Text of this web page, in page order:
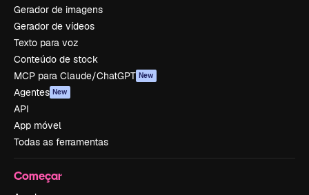
Gerador de imagens
Gerador de vídeos
Texto para voz
Conteúdo de stock
MCP para Claude/ChatGPT New
Agentes New
API
App móvel
Todas as ferramentas
Começar